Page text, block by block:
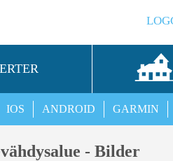
GARMIN
ANDROID
IOS
- Bilder